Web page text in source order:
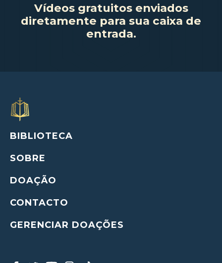
Vídeos gratuitos enviados
diretamente para sua caixa de
entrada.
BIBLIOTECA
SOBRE
DOAÇÃO
CONTACTO
GERENCIAR DOAÇÕES